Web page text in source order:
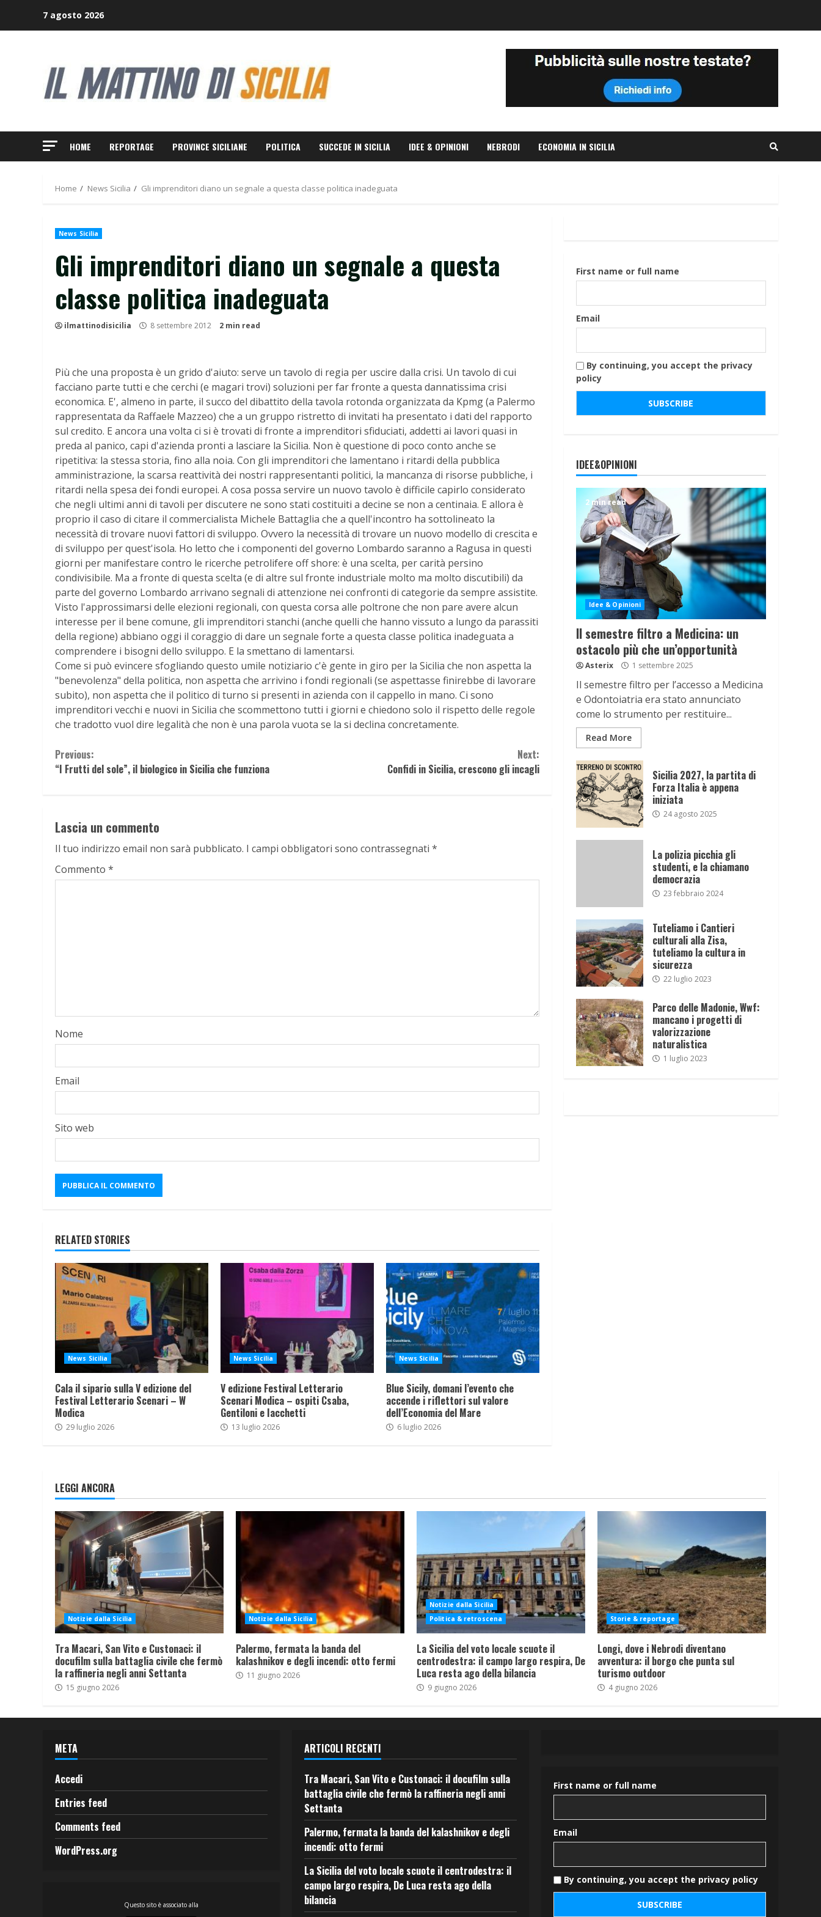
7 agosto 2026
HOME REPORTAGE PROVINCE SICILIANE POLITICA SUCCEDE IN SICILIA IDEE & OPINIONI NEBRODI ECONOMIA IN SICILIA
Home News Sicilia Gli imprenditori diano un segnale a questa classe politica inadeguata
News Sicilia
Gli imprenditori diano un segnale a questa
classe politica inadeguata
ilmattinodisicilia 8 settembre 2012 2 min read
Più che una proposta è un grido d'aiuto: serve un tavolo di regia per uscire dalla crisi. Un tavolo di cui
facciano parte tutti e che cerchi (e magari trovi) soluzioni per far fronte a questa dannatissima crisi
economica. E', almeno in parte, il succo del dibattito della tavola rotonda organizzata da Kpmg (a Palermo
rappresentata da Raffaele Mazzeo) che a un gruppo ristretto di invitati ha presentato i dati del rapporto
sul credito. E ancora una volta ci si è trovati di fronte a imprenditori sfiduciati, addetti ai lavori quasi in
preda al panico, capi d'azienda pronti a lasciare la Sicilia. Non è questione di poco conto anche se
ripetitiva: la stessa storia, fino alla noia. Con gli imprenditori che lamentano i ritardi della pubblica
amministrazione, la scarsa reattività dei nostri rappresentanti politici, la mancanza di risorse pubbliche, i
ritardi nella spesa dei fondi europei. A cosa possa servire un nuovo tavolo è difficile capirlo considerato
che negli ultimi anni di tavoli per discutere ne sono stati costituiti a decine se non a centinaia. E allora è
proprio il caso di citare il commercialista Michele Battaglia che a quell'incontro ha sottolineato la
necessità di trovare nuovi fattori di sviluppo. Ovvero la necessità di trovare un nuovo modello di crescita e
di sviluppo per quest'isola. Ho letto che i componenti del governo Lombardo saranno a Ragusa in questi
giorni per manifestare contro le ricerche petrolifere off shore: è una scelta, per carità persino
condivisibile. Ma a fronte di questa scelta (e di altre sul fronte industriale molto ma molto discutibili) da
parte del governo Lombardo arrivano segnali di attenzione nei confronti di categorie da sempre assistite.
Visto l'approssimarsi delle elezioni regionali, con questa corsa alle poltrone che non pare avere alcun
interesse per il bene comune, gli imprenditori stanchi (anche quelli che hanno vissuto a lungo da parassiti
della regione) abbiano oggi il coraggio di dare un segnale forte a questa classe politica inadeguata a
comprendere i bisogni dello sviluppo. E la smettano di lamentarsi.
Come si può evincere sfogliando questo umile notiziario c'è gente in giro per la Sicilia che non aspetta la
"benevolenza" della politica, non aspetta che arrivino i fondi regionali (se aspettasse finirebbe di lavorare
subito), non aspetta che il politico di turno si presenti in azienda con il cappello in mano. Ci sono
imprenditori vecchi e nuovi in Sicilia che scommettono tutti i giorni e chiedono solo il rispetto delle regole
che tradotto vuol dire legalità che non è una parola vuota se la si declina concretamente.
Continue
Reading
Previous:
“I Frutti del sole”, il biologico in Sicilia che funziona
Next:
Confidi in Sicilia, crescono gli incagli
Lascia un commento
Il tuo indirizzo email non sarà pubblicato. I campi obbligatori sono contrassegnati *
Commento *
Nome
Email
Sito web
RELATED STORIES
News Sicilia
Cala il sipario sulla V edizione del
Festival Letterario Scenari – W
Modica
29 luglio 2026
News Sicilia
V edizione Festival Letterario
Scenari Modica – ospiti Csaba,
Gentiloni e Iacchetti
13 luglio 2026
News Sicilia
Blue Sicily, domani l’evento che
accende i riflettori sul valore
dell’Economia del Mare
6 luglio 2026
First name or full name
Email
By continuing, you accept the privacy
policy
IDEE&OPINIONI
2 min read
Idee & Opinioni
Il semestre filtro a Medicina: un
ostacolo più che un’opportunità
Asterix 1 settembre 2025
Il semestre filtro per l’accesso a Medicina
e Odontoiatria era stato annunciato
come lo strumento per restituire...
Read More
Sicilia 2027, la partita di
Forza Italia è appena
iniziata
24 agosto 2025
La polizia picchia gli
studenti, e la chiamano
democrazia
23 febbraio 2024
Tuteliamo i Cantieri
culturali alla Zisa,
tuteliamo la cultura in
sicurezza
22 luglio 2023
Parco delle Madonie, Wwf:
mancano i progetti di
valorizzazione
naturalistica
1 luglio 2023
LEGGI ANCORA
Notizie dalla Sicilia
Tra Macari, San Vito e Custonaci: il
docufilm sulla battaglia civile che fermò
la raffineria negli anni Settanta
15 giugno 2026
Notizie dalla Sicilia
Palermo, fermata la banda del
kalashnikov e degli incendi: otto fermi
11 giugno 2026
Notizie dalla Sicilia
Politica & retroscena
La Sicilia del voto locale scuote il
centrodestra: il campo largo respira, De
Luca resta ago della bilancia
9 giugno 2026
Storie & reportage
Longi, dove i Nebrodi diventano
avventura: il borgo che punta sul
turismo outdoor
4 giugno 2026
META
Accedi
Entries feed
Comments feed
WordPress.org
Questo sito è associato alla
ARTICOLI RECENTI
Tra Macari, San Vito e Custonaci: il docufilm sulla
battaglia civile che fermò la raffineria negli anni
Settanta
Palermo, fermata la banda del kalashnikov e degli
incendi: otto fermi
La Sicilia del voto locale scuote il centrodestra: il
campo largo respira, De Luca resta ago della
bilancia
First name or full name
Email
By continuing, you accept the privacy policy